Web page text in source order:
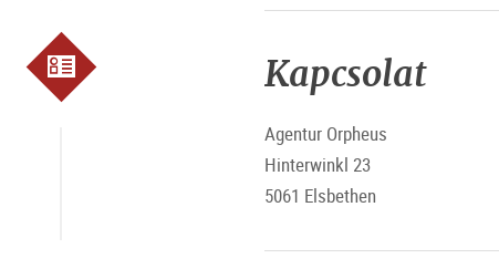
Kapcsolat
Agentur Orpheus
Hinterwinkl 23
5061 Elsbethen